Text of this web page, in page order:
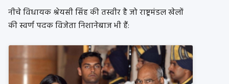
नीचे विधायक श्रेयसी सिंह की तस्वीर है जो राष्ट्रमंडल खेलों
की स्वर्ण पदक विजेता निशानेबाज भी हैं: